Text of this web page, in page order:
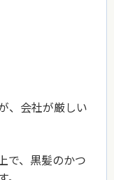
、会社が厳しい
で、黒髪のかつ